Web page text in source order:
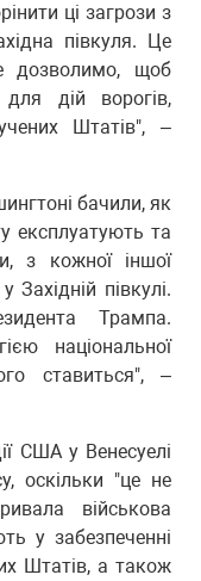
ці загрози з
півкуля. Це
дозволимо, щоб
дій ворогів,
Штатів", –
бачили, як
експлуатують та
з кожної іншої
півкулі.
Трампа.
національної
ставиться", –
США у Венесуелі
оскільки "це не
військова
у забезпеченні
Штатів, а також